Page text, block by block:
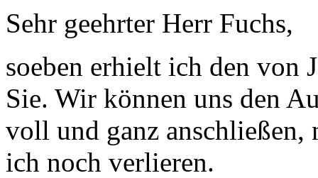
Sehr geehrter Herr Fuchs,
soeben erhielt ich den von
Sie. Wir können uns den
voll und ganz anschließen,
ich noch verlieren.